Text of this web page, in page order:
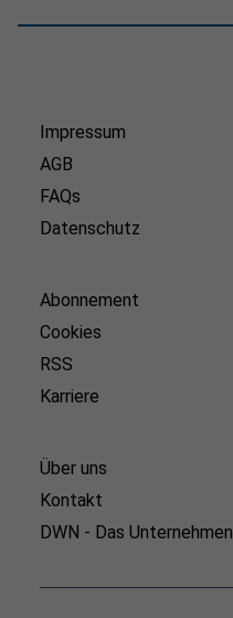
Impressum
AGB
FAQs
Datenschutz
Abonnement
Cookies
RSS
Karriere
Über uns
Kontakt
DWN - Das Unternehmen